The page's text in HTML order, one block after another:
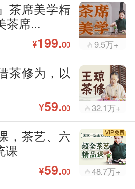
茶席美学精
茶席...
¥199.00 9.5万+
茶修为，以
¥59.00 32.1万+
，茶艺、六
课
¥59.00 48.7万+